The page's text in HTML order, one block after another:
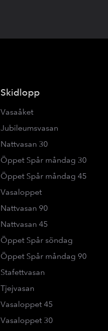
Skidlopp
Vasaåket
Jubileumsvasan
Nattvasan 30
Öppet Spår måndag 30
Öppet Spår måndag 45
Vasaloppet
Nattvasan 90
Nattvasan 45
Öppet Spår söndag
Öppet Spår måndag 90
Stafettvasan
Tjejvasan
Vasaloppet 45
Vasaloppet 30